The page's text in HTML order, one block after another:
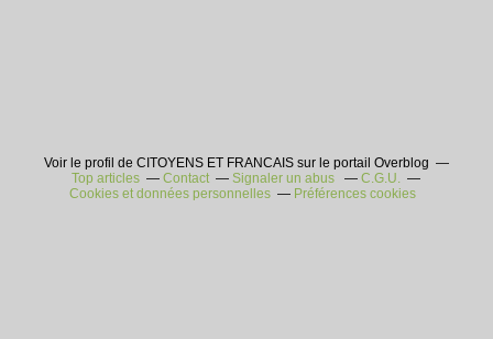
Voir le profil de CITOYENS ET FRANCAIS sur le portail Overblog
Top articles
Contact Signaler un abus
C.G.U.
Cookies et données personnelles
Préférences cookies